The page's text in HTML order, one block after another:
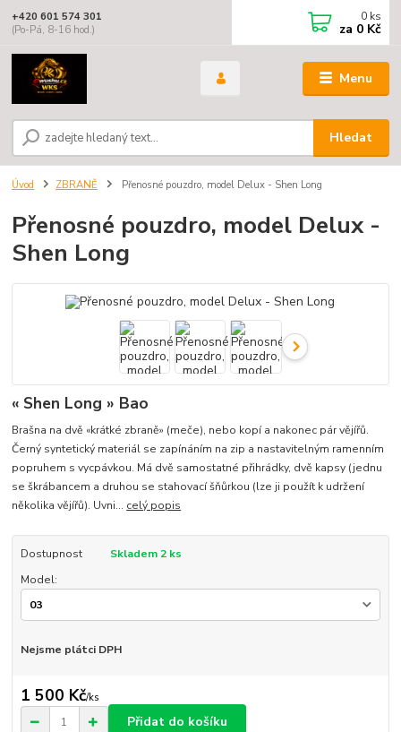
Menu
Hledat
+420 601 574 301
(Po-Pá, 8-16 hod.)
0 ks
za 0 Kč
Úvod ZBRANĚ Přenosné pouzdro, model Delux - Shen Long
Přenosné pouzdro, model Delux -
Shen Long
« Shen Long » Bao
Brašna na dvě «krátké zbraně» (meče), nebo kopí a nakonec pár vějířů.
Černý syntetický materiál se zapínáním na zip a nastavitelným ramenním
popruhem s vycpávkou. Má dvě samostatné přihrádky, dvě kapsy (jednu
se škrábancem a druhou se stahovací šňůrkou (lze ji použít k udržení
několika vějířů). Uvni... celý popis
Dostupnost
Skladem 2 ks
Model:
Nejsme plátci DPH
1 500 Kč/ks
Přidat do košíku